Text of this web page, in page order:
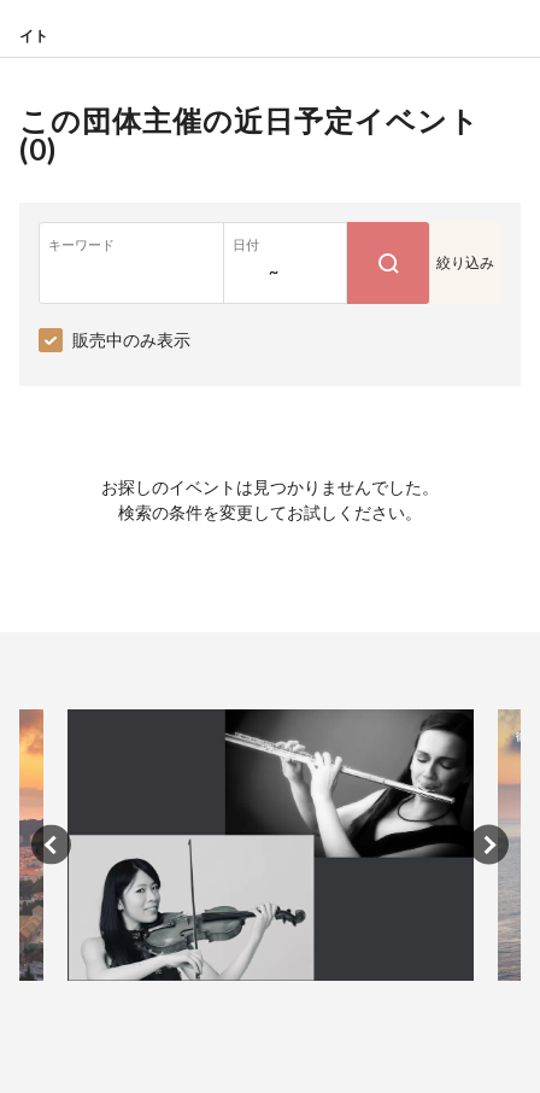
イト
この団体主催の近日予定イベント
(0)
キーワード 日付
~ 絞り込み
販売中のみ表示
お探しのイベントは見つかりませんでした。
検索の条件を変更してお試しください。